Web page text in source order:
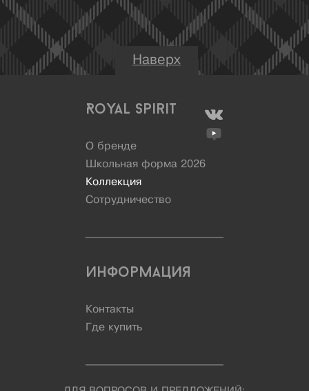
Наверх
Royal Spirit
О бренде
Школьная форма 2026
Коллекция
Сотрудничество
Информация
Контакты
Где купить